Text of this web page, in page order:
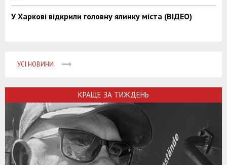
У Харкові відкрили головну ялинку міста (ВІДЕО)
УСІ НОВИНИ
КРАЩЕ ЗА ТИЖДЕНЬ